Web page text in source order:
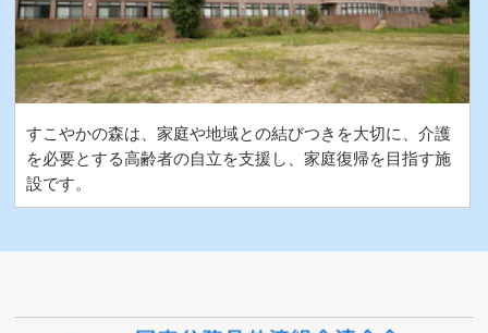
すこやかの森は、家庭や地域との結びつきを大切に、介護
を必要とする高齢者の自立を支援し、家庭復帰を目指す施
設です。